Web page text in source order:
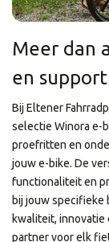
Meer dan
en support
Bij Eltener
selectie Winora e-
proefritten en
jouw e-bike. De
functionaliteit en
bij jouw specifieke
kwaliteit, innovatie
partner voor elk